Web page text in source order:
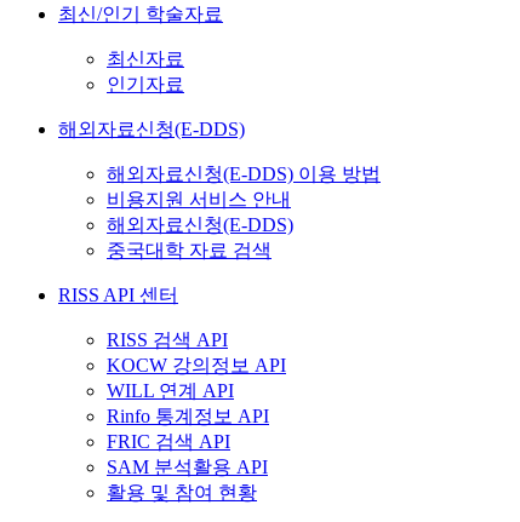
최신/인기 학술자료
최신자료
인기자료
해외자료신청(E-DDS)
해외자료신청(E-DDS) 이용 방법
비용지원 서비스 안내
해외자료신청(E-DDS)
중국대학 자료 검색
RISS API 센터
RISS 검색 API
KOCW 강의정보 API
WILL 연계 API
Rinfo 통계정보 API
FRIC 검색 API
SAM 분석활용 API
활용 및 참여 현황